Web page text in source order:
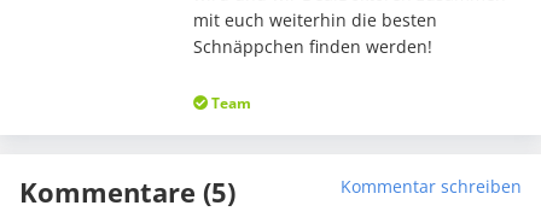
mit euch weiterhin die besten
Schnäppchen finden werden!
Team
Kommentare (5) Kommentar schreiben